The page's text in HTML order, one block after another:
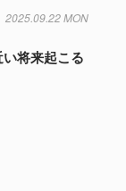
2025.09.22 MON
い将来起こる